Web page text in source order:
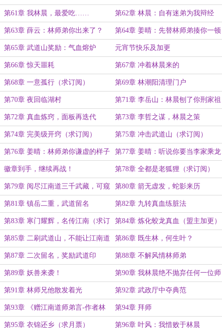
第61章 我林晨，最爱吃…… 第62章 林晨：自有迷弟为我辩经
第63章 薛云：林师弟你出来了？ 第64章 姜晴：先替林师弟揍你一顿
（求订阅！）
第65章 武道山奖励：气血熔炉 元宵节快乐及加更
第66章 惊天噩耗 第67章 冲着林晨来的
第68章 一意孤行（求订阅） 第69章 林潮阳清理门户
第70章 夜回临湖村 第71章 李岳山：林晨刨了你刑家祖
坟吗？（求订阅）
第72章 真血炼窍，面板再迭代 第73章 李哲之谋，林晨之策
第74章 完美级开窍（求订阅） 第75章 冲击武道山（求订阅）
第76章 姜晴：林师弟你谦虚的样子
很欠揍
第77章 姜晴：听说你要当李家乘龙
快婿
徽章到手，继续再战！ 第78章 全都是老狐狸（求订阅）
第79章 阅尽江南道三千武藏，可窥
敌未动之机（为盟主加更）
第80章 箭无虚发，蛇影来历
第81章 镇岳二重，武道留名 第82章 九转真血练脏法
第83章 寒门耀辉，名传江南（求订
阅）
第84章 炼化蛟龙真血（盟主加更）
第85章 二刷武道山，不能让江南道
专美于前
第86章 既生林，何生叶？
第87章 二次留名，奖励武道印 第88章 不解风情林师弟
第89章 妖兽来袭！ 第90章 我林晨绝不抛弃任何一位师
弟
第91章 林师兄他散发着光 第92章 武政厅中夺典范
第93章 《赠江南道师弟言-作者林
晨》
第94章 拜师
第95章 衣锦还乡（求月票） 第96章 叶风：我惜败于林晨